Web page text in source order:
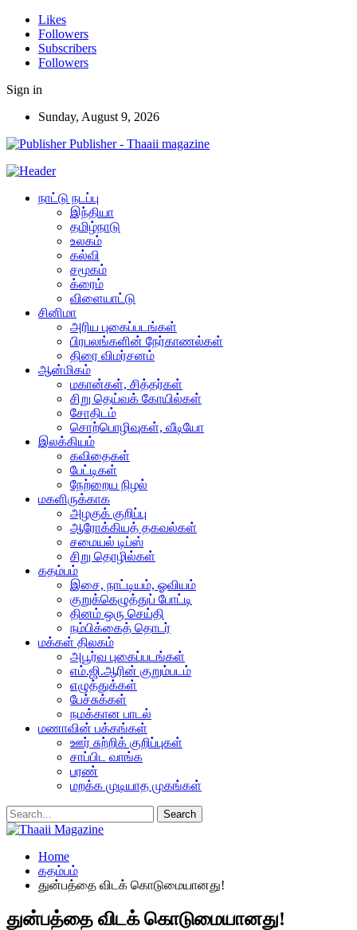
Likes
Followers
Subscribers
Followers
Sign in
Sunday, August 9, 2026
Publisher - Thaaii magazine
நாட்டு நடப்பு
இந்தியா
தமிழ்நாடு
உலகம்
கல்வி
சமூகம்
க்ரைம்
விளையாட்டு
சினிமா
அரிய புகைப்படங்கள்
பிரபலங்களின் நேர்காணல்கள்
திரை விமர்சனம்
ஆன்மிகம்
மகான்கள், சித்தர்கள்
சிறு தெய்வக் கோயில்கள்
சோதிடம்
சொற்பொழிவுகள், வீடியோ
இலக்கியம்
கவிதைகள்
பேட்டிகள்
நேற்றைய நிழல்
மகளிருக்காக
அழகுக் குறிப்பு
ஆரோக்கியத் தகவல்கள்
சமையல் டிப்ஸ்
சிறு தொழில்கள்
கதம்பம்
இசை, நாட்டியம், ஓவியம்
குறுக்கெழுத்துப் போட்டி
தினம் ஒரு செய்தி
நம்பிக்கைத் தொடர்
மக்கள் திலகம்
அபூர்வ புகைப்படங்கள்
எம்.ஜி.ஆரின் குறும்படம்
எழுத்துக்கள்
பேச்சுக்கள்
நமக்கான பாடல்
மணாவின் பக்கங்கள்
ஊர் சுற்றிக் குறிப்புகள்
சாப்பிட வாங்க
பரண்
மறக்க முடியாத முகங்கள்
Home
கதம்பம்
துன்பத்தை விடக் கொடுமையானது!
துன்பத்தை விடக் கொடுமையானது!